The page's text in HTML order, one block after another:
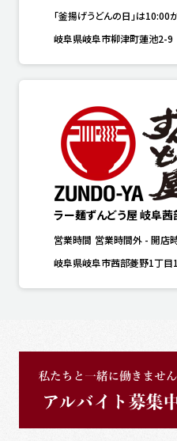
「釜揚げうどんの日」は10:00
岐阜県岐阜市柳津町蓮池2-9
ラー麺ずんどう屋 岐阜茜
営業時間 営業時間外 - 開店
岐阜県岐阜市茜部菱野1丁目